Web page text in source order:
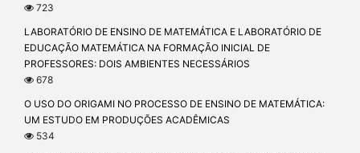
723
LABORATÓRIO DE ENSINO DE MATEMÁTICA E LABORATÓRIO DE
EDUCAÇÃO MATEMÁTICA NA FORMAÇÃO INICIAL DE
PROFESSORES: DOIS AMBIENTES NECESSÁRIOS
678
O USO DO ORIGAMI NO PROCESSO DE ENSINO DE MATEMÁTICA:
UM ESTUDO EM PRODUÇÕES ACADÊMICAS
534